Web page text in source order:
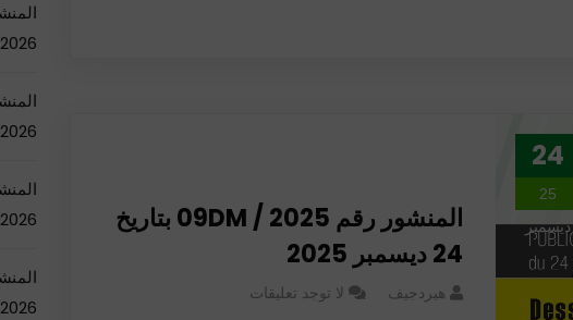
24
25
ديسمبر
المنشور رقم 09DM / 2025 بتاريخ
24 ديسمبر 2025
هيردجيف لا توجد تعليقات
2026
2026
2026
2026